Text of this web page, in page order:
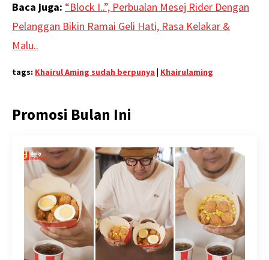
Baca juga: “Block I..”, Perbualan Mesej Rider Dengan
Pelanggan Bikin Ramai Geli Hati, Rasa Kelakar &
Malu..
tags: Khairul Aming sudah berpunya | Khairulaming
Promosi Bulan Ini